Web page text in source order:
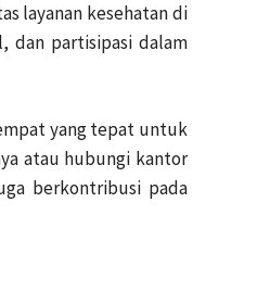
layanan kesehatan di
dan partisipasi dalam
yang tepat untuk
atau hubungi kantor
berkontribusi pada